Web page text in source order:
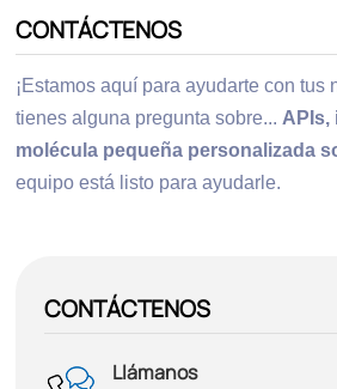
CONTÁCTENOS
¡Estamos aquí para ayudarte con tus
tienes alguna pregunta sobre... APIs,
molécula pequeña personalizada
equipo está listo para ayudarle.
CONTÁCTENOS
Llámanos